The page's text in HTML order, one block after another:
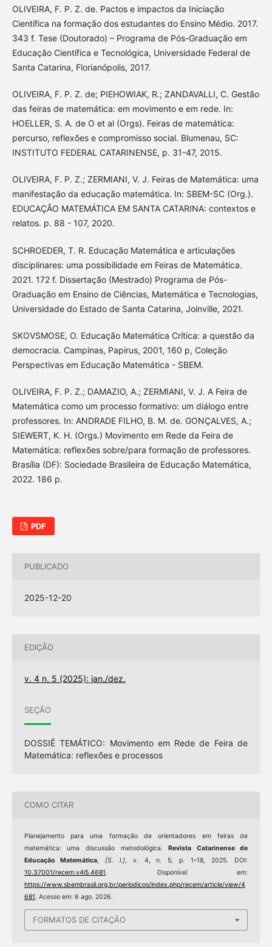
OLIVEIRA, F. P. Z. de. Pactos e impactos da Iniciação
Científica na formação dos estudantes do Ensino Médio. 2017.
343 f. Tese (Doutorado) – Programa de Pós-Graduação em
Educação Científica e Tecnológica, Universidade Federal de
Santa Catarina, Florianópolis, 2017.
OLIVEIRA, F. P. Z. de; PIEHOWIAK, R.; ZANDAVALLI, C. Gestão
das feiras de matemática: em movimento e em rede. In:
HOELLER, S. A. de O et al (Orgs). Feiras de matemática:
percurso, reflexões e compromisso social. Blumenau, SC:
INSTITUTO FEDERAL CATARINENSE, p. 31-47, 2015.
OLIVEIRA, F. P. Z.; ZERMIANI, V. J. Feiras de Matemática: uma
manifestação da educação matemática. In: SBEM-SC (Org.).
EDUCAÇÃO MATEMÁTICA EM SANTA CATARINA: contextos e
relatos. p. 88 - 107, 2020.
SCHROEDER, T. R. Educação Matemática e articulações
disciplinares: uma possibilidade em Feiras de Matemática.
2021. 172 f. Dissertação (Mestrado) Programa de Pós-
Graduação em Ensino de Ciências, Matemática e Tecnologias,
Universidade do Estado de Santa Catarina, Joinville, 2021.
SKOVSMOSE, O. Educação Matemática Crítica: a questão da
democracia. Campinas, Papirus, 2001, 160 p, Coleção
Perspectivas em Educação Matemática - SBEM.
OLIVEIRA, F. P. Z.; DAMAZIO, A.; ZERMIANI, V. J. A Feira de
Matemática como um processo formativo: um diálogo entre
professores. In: ANDRADE FILHO, B. M. de. GONÇALVES, A.;
SIEWERT, K. H. (Orgs.) Movimento em Rede da Feira de
Matemática: reflexões sobre/para formação de professores.
Brasília (DF): Sociedade Brasileira de Educação Matemática,
2022. 186 p.
PDF
PUBLICADO
2025-12-20
EDIÇÃO
v. 4 n. 5 (2025): jan./dez.
SEÇÃO
DOSSIÊ TEMÁTICO: Movimento em Rede de Feira de
Matemática: reflexões e processos
COMO CITAR
Planejamento para uma formação de orientadores em feiras de
matemática: uma discussão metodológica.Revista Catarinense de
Educação Matemática, [S. l.], v. 4, n. 5, p. 1–18, 2025. DOI:
10.37001/recem.v4i5.4681. Disponível em:
https://www.sbembrasil.org.br/periodicos/index.php/recem/article/view/4
681. Acesso em: 6 ago. 2026.
FORMATOS DE CITAÇÃO